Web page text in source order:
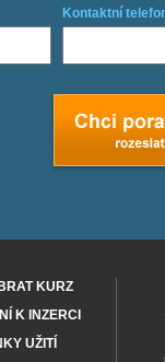
Kontaktní
KURZ
K INZERCI
UŽITÍ